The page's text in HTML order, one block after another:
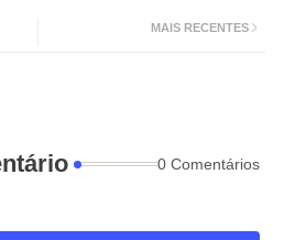
MAIS RECENTES
0 Comentários